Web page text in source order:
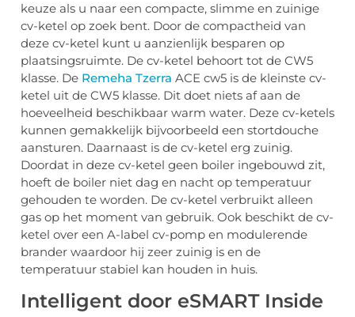
keuze als u naar een compacte, slimme en zuinige
cv-ketel op zoek bent. Door de compactheid van
deze cv-ketel kunt u aanzienlijk besparen op
plaatsingsruimte. De cv-ketel behoort tot de CW5
klasse. De Remeha Tzerra ACE cw5 is de kleinste cv-
ketel uit de CW5 klasse. Dit doet niets af aan de
hoeveelheid beschikbaar warm water. Deze cv-ketels
kunnen gemakkelijk bijvoorbeeld een stortdouche
aansturen. Daarnaast is de cv-ketel erg zuinig.
Doordat in deze cv-ketel geen boiler ingebouwd zit,
hoeft de boiler niet dag en nacht op temperatuur
gehouden te worden. De cv-ketel verbruikt alleen
gas op het moment van gebruik. Ook beschikt de cv-
ketel over een A-label cv-pomp en modulerende
brander waardoor hij zeer zuinig is en de
temperatuur stabiel kan houden in huis.
Intelligent door eSMART Inside